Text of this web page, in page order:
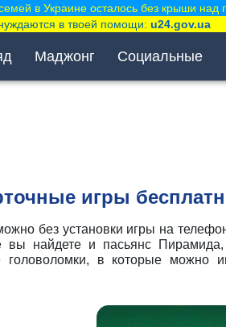
Маджонг Социальные
игры
без установки игры на
найдете и пасьянс Пирамида,
в которые можно
в Украине осталось без крыши над
в твоей помощи: u24.gov.ua